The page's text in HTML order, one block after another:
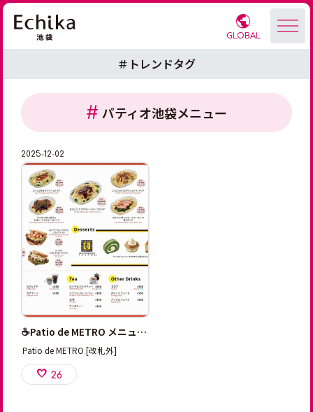
GLOBAL
＃トレンドタグ
パティオ池袋メニュー
2025-12-02
☕Patio de METRO メニュー☕
Patio de METRO [改札外]
26